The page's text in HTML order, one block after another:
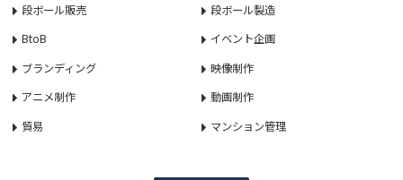
段ボール販売
段ボール製造
BtoB
イベント企画
ブランディング
映像制作
アニメ制作
動画制作
貿易
マンション管理